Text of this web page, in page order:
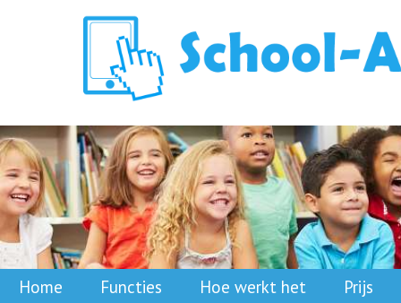
Home Functies Hoe werkt het
Prijs